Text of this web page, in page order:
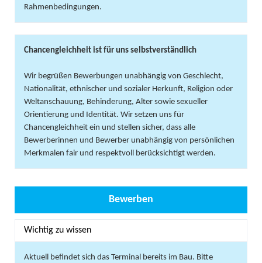
Rahmenbedingungen.
Chancengleichheit ist für uns selbstverständlich
Wir begrüßen Bewerbungen unabhängig von Geschlecht,
Nationalität, ethnischer und sozialer Herkunft, Religion oder
Weltanschauung, Behinderung, Alter sowie sexueller
Orientierung und Identität. Wir setzen uns für
Chancengleichheit ein und stellen sicher, dass alle
Bewerberinnen und Bewerber unabhängig von persönlichen
Merkmalen fair und respektvoll berücksichtigt werden.
Bewerben
Wichtig zu wissen
Aktuell befindet sich das Terminal bereits im Bau. Bitte